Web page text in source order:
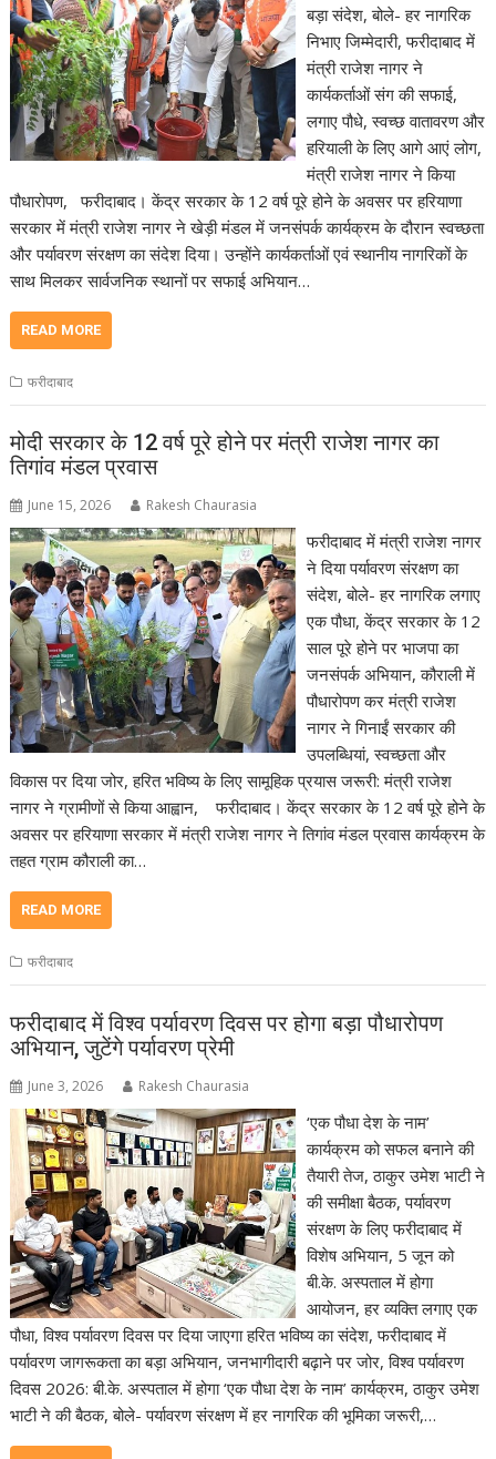
बड़ा संदेश, बोले- हर नागरिक
निभाए जिम्मेदारी, फरीदाबाद में
मंत्री राजेश नागर ने
कार्यकर्ताओं संग की सफाई,
लगाए पौधे, स्वच्छ वातावरण और
हरियाली के लिए आगे आएं लोग,
मंत्री राजेश नागर ने किया
पौधारोपण, फरीदाबाद। केंद्र सरकार के 12 वर्ष पूरे होने के अवसर पर हरियाणा
सरकार में मंत्री राजेश नागर ने खेड़ी मंडल में जनसंपर्क कार्यक्रम के दौरान स्वच्छता
और पर्यावरण संरक्षण का संदेश दिया। उन्होंने कार्यकर्ताओं एवं स्थानीय नागरिकों के
साथ मिलकर सार्वजनिक स्थानों पर सफाई अभियान…
READ MORE
फरीदाबाद
मोदी सरकार के 12 वर्ष पूरे होने पर मंत्री राजेश नागर का
तिगांव मंडल प्रवास
June 15, 2026 Rakesh Chaurasia
फरीदाबाद में मंत्री राजेश नागर
ने दिया पर्यावरण संरक्षण का
संदेश, बोले- हर नागरिक लगाए
एक पौधा, केंद्र सरकार के 12
साल पूरे होने पर भाजपा का
जनसंपर्क अभियान, कौराली में
पौधारोपण कर मंत्री राजेश
नागर ने गिनाईं सरकार की
उपलब्धियां, स्वच्छता और
विकास पर दिया जोर, हरित भविष्य के लिए सामूहिक प्रयास जरूरी: मंत्री राजेश
नागर ने ग्रामीणों से किया आह्वान, फरीदाबाद। केंद्र सरकार के 12 वर्ष पूरे होने के
अवसर पर हरियाणा सरकार में मंत्री राजेश नागर ने तिगांव मंडल प्रवास कार्यक्रम के
तहत ग्राम कौराली का…
READ MORE
फरीदाबाद
फरीदाबाद में विश्व पर्यावरण दिवस पर होगा बड़ा पौधारोपण
अभियान, जुटेंगे पर्यावरण प्रेमी
June 3, 2026 Rakesh Chaurasia
‘एक पौधा देश के नाम’
कार्यक्रम को सफल बनाने की
तैयारी तेज, ठाकुर उमेश भाटी ने
की समीक्षा बैठक, पर्यावरण
संरक्षण के लिए फरीदाबाद में
विशेष अभियान, 5 जून को
बी.के. अस्पताल में होगा
आयोजन, हर व्यक्ति लगाए एक
पौधा, विश्व पर्यावरण दिवस पर दिया जाएगा हरित भविष्य का संदेश, फरीदाबाद में
पर्यावरण जागरूकता का बड़ा अभियान, जनभागीदारी बढ़ाने पर जोर, विश्व पर्यावरण
दिवस 2026: बी.के. अस्पताल में होगा ‘एक पौधा देश के नाम’ कार्यक्रम, ठाकुर उमेश
भाटी ने की बैठक, बोले- पर्यावरण संरक्षण में हर नागरिक की भूमिका जरूरी,…